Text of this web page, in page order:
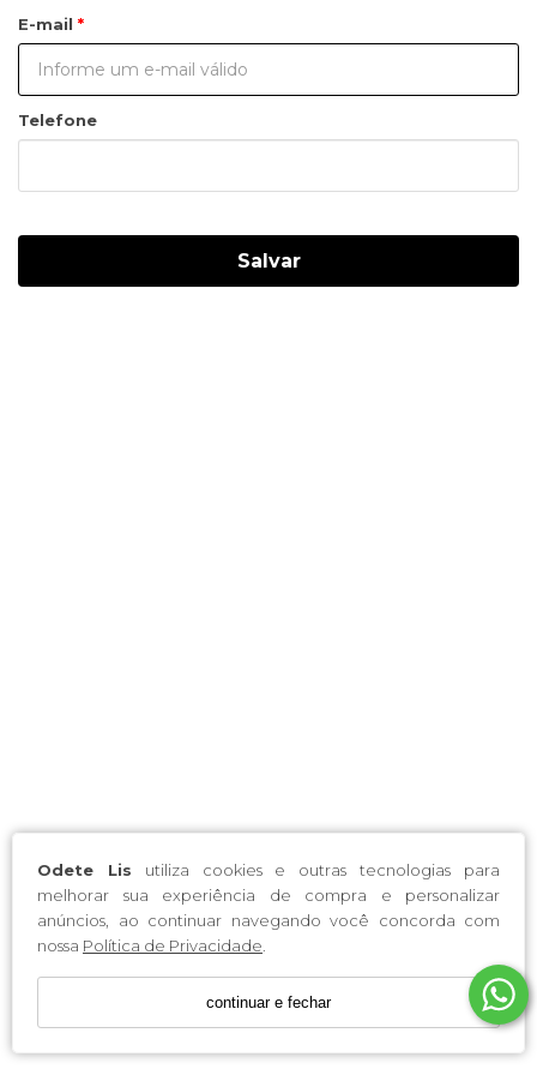
Odete Lis utiliza cookies e outras tecnologias para
melhorar sua experiência de compra e personalizar
anúncios, ao continuar navegando você concorda com
nossa Política de Privacidade
continuar e fechar
E-mail
Telefone
Salvar